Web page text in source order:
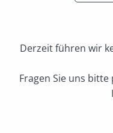
Derzeit führen wir
Fragen Sie uns